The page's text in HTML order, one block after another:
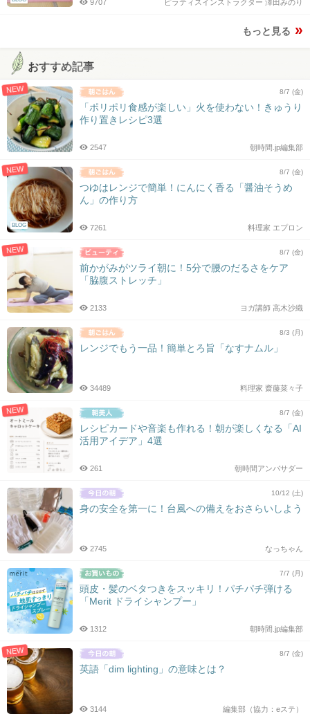
ピラティスインストラクター 澤田みのり
9707
もっと見る
おすすめ記事
NEW 8/7 (金)
「ポリポリ食感が楽しい」火を使わない！きゅうり
作り置きレシピ3選
朝時間.jp編集部
2547
NEW
BLOG
8/7 (金)
つゆはレンジで簡単！にんにく香る「醤油そうめ
ん」の作り方
料理家 エプロン
7261
NEW 8/7 (金)
前かがみがツライ朝に！5分で腰のだるさをケア
「脇腹ストレッチ」
ヨガ講師 高木沙織
2133
8/3 (月)
レンジでもう一品！簡単とろ旨「なすナムル」
料理家 齋藤菜々子
34489
NEW 8/7 (金)
レシピカードや音楽も作れる！朝が楽しくなる「AI
活用アイデア」4選
朝時間アンバサダー
261
10/12 (土)
身の安全を第一に！台風への備えをおさらいしよう
なっちゃん
2745
7/7 (月)
頭皮・髪のベタつきをスッキリ！パチパチ弾ける
「Merit ドライシャンプー」
朝時間.jp編集部
1312
NEW 8/7 (金)
英語「dim lighting」の意味とは？
編集部（協力：eステ）
3144